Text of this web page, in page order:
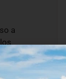
a
tribus